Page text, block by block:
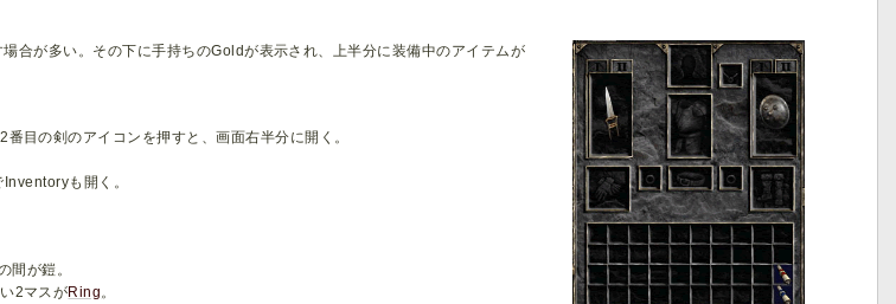
合が多い。その下に手持ちのGoldが表示され、上半分に装備中のアイテムが
目の剣のアイコンを押すと、画面右半分に開く。
も開く。
間が鎧。
2マスがRing。